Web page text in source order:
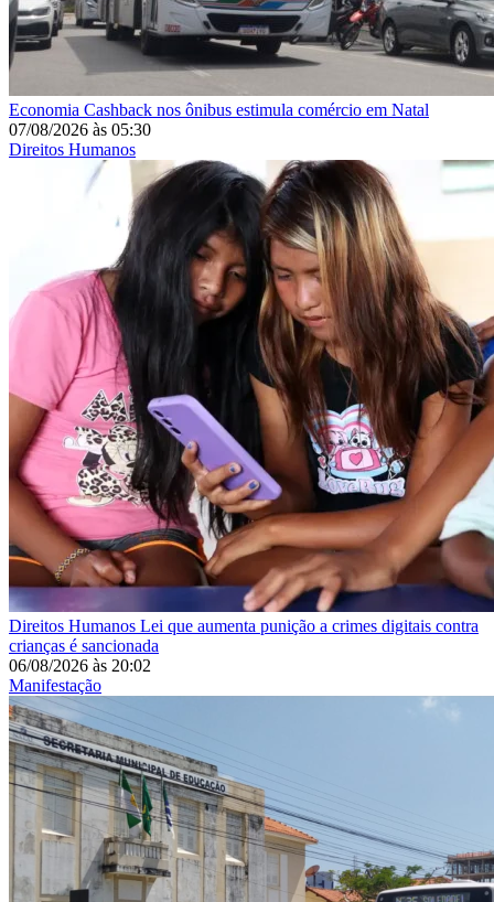
Economia Cashback nos ônibus estimula comércio em Natal
07/08/2026 às 05:30
Direitos Humanos
Direitos Humanos Lei que aumenta punição a crimes digitais contra
crianças é sancionada
06/08/2026 às 20:02
Manifestação